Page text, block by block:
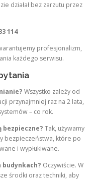
działał bez zarzutu przez
114
profesjonalizm,
każdego serwisu.
Wszystko zależy od
przynajmniej raz na 2 lata,
– co rok.
bezpieczne? Tak, używamy
bezpieczeństwa, które po
i wypłukiwane.
budynkach? Oczywiście. W
środki oraz techniki, aby